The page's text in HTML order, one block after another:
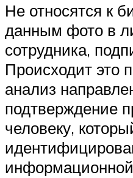
Не относятся к
данным фото в
сотрудника,
Происходит это
анализ
подтверждение
человеку,